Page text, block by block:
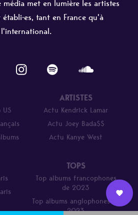
met en lumière les artistes
établi·es, tant en France qu'à
l'international.
ARTISTES
Actu Kendrick Lamar
Actu Joey Bada$$
Actu Kanye West
TOPS
Top albums francophones
de 2023
Top albums anglophones de
2023